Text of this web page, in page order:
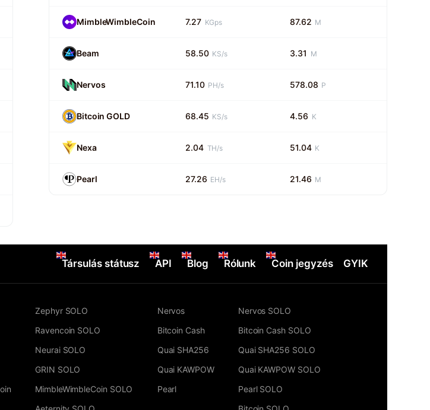
MimbleWimbleCoin 7.27 KGps 87.62 M
Beam 58.50 KS/s 3.31 M
Nervos 71.10 PH/s 578.08 P
Bitcoin GOLD 68.45 KS/s 4.56 K
Nexa 2.04 TH/s 51.04 K
Pearl 27.26 EH/s 21.46 M
Társulás státusz API Blog Rólunk Coin jegyzés GYIK
Zephyr SOLO
Ravencoin SOLO
Neurai SOLO
GRIN SOLO
MimbleWimbleCoin SOLO
Nervos
Bitcoin Cash
Quai SHA256
Quai KAWPOW
Pearl
Nervos SOLO
Bitcoin Cash SOLO
Quai SHA256 SOLO
Quai KAWPOW SOLO
Pearl SOLO